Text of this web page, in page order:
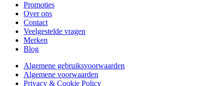
Promoties
Over ons
Contact
Veelgestelde vragen
Merken
Blog
Algemene gebruiksvoorwaarden
Algemene voorwaarden
Privacy & Cookie Policy